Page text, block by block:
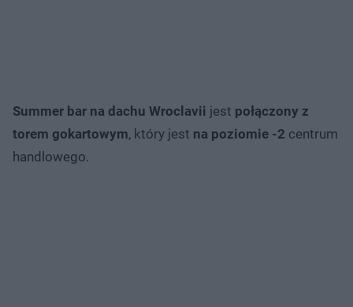
Summer bar na dachu Wroclavii jest połączony z
torem gokartowym, który jest na poziomie -2 centrum
handlowego.